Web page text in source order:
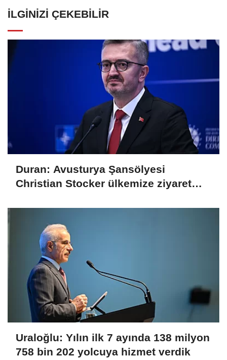
İLGINIZI ÇEKEBILIR
Duran: Avusturya Şansölyesi
Christian Stocker ülkemize ziyaret
Uraloğlu: Yılın ilk 7 ayında 138 milyon
758 bin 202 yolcuya hizmet verdik